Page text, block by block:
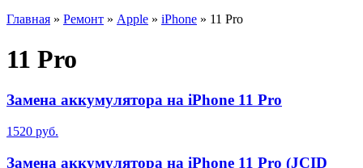
Главная » Ремонт » Apple » iPhone » 11 Pro
11 Pro
Замена аккумулятора на iPhone 11 Pro
1520 руб.
Замена аккумулятора на iPhone 11 Pro (JCID